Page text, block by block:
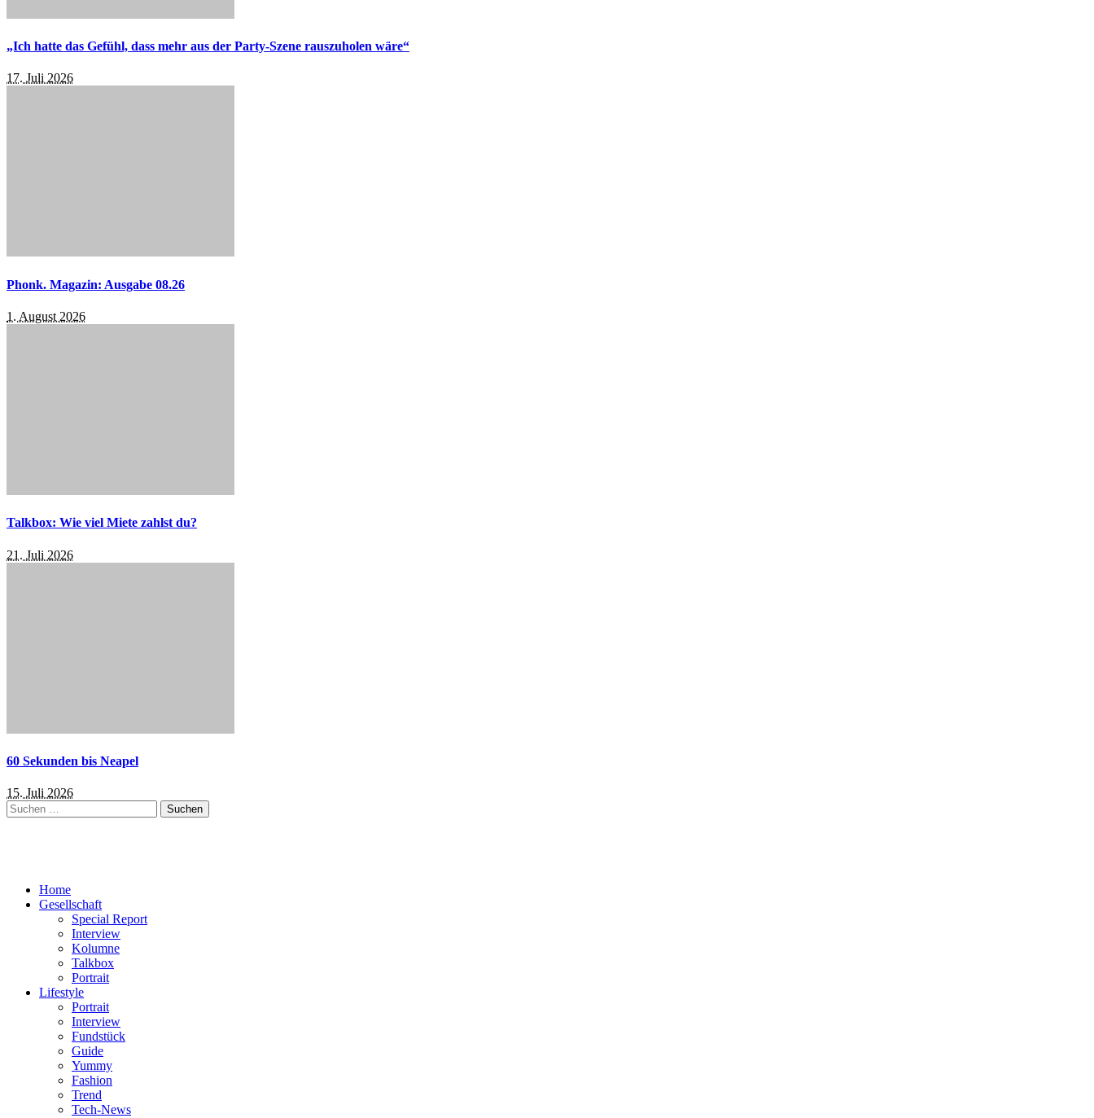
„Ich hatte das Gefühl, dass mehr aus der Party-Szene rauszuholen wäre“
17. Juli 2026
Phonk. Magazin: Ausgabe 08.26
1. August 2026
Talkbox: Wie viel Miete zahlst du?
21. Juli 2026
60 Sekunden bis Neapel
15. Juli 2026
Suchen
nach:
Home
Gesellschaft
Special Report
Interview
Kolumne
Talkbox
Portrait
Lifestyle
Portrait
Interview
Fundstück
Guide
Yummy
Fashion
Trend
Tech-News